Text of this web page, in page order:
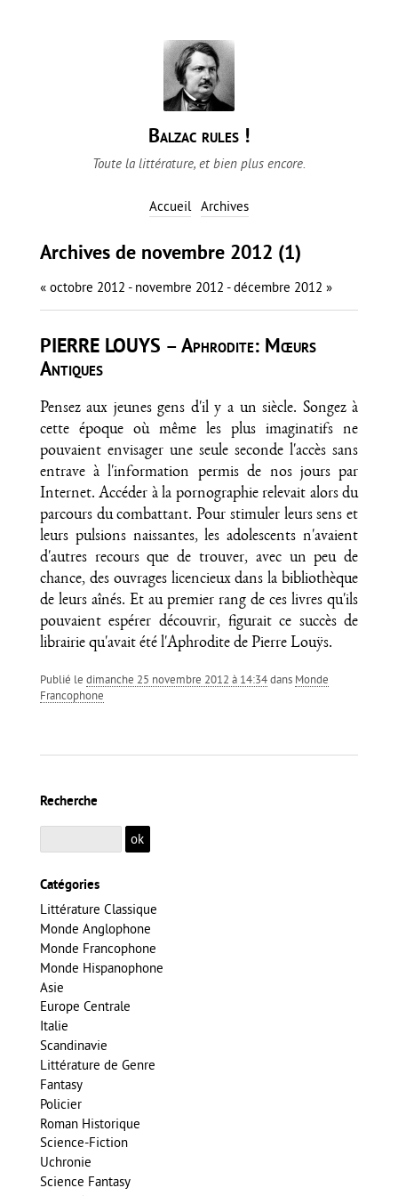
Balzac rules !
Toute la littérature, et bien plus encore.
Accueil Archives
Archives de novembre 2012 (1)
« octobre 2012 - novembre 2012 -décembre 2012 »
PIERRE LOUYS – Aphrodite: Mœurs
Antiques
Pensez aux jeunes gens d'il y a un siècle. Songez à
cette époque où même les plus imaginatifs ne
pouvaient envisager une seule seconde l'accès sans
entrave à l'information permis de nos jours par
Internet. Accéder à la pornographie relevait alors du
parcours du combattant. Pour stimuler leurs sens et
leurs pulsions naissantes, les adolescents n'avaient
d'autres recours que de trouver, avec un peu de
chance, des ouvrages licencieux dans la bibliothèque
de leurs aînés. Et au premier rang de ces livres qu'ils
pouvaient espérer découvrir, figurait ce succès de
librairie qu'avait été l'Aphrodite de Pierre Louÿs.
Publié le dimanche 25 novembre 2012 à 14:34dans Monde
Francophone
Recherche
Catégories
Littérature Classique
Monde Anglophone
Monde Francophone
Monde Hispanophone
Asie
Europe Centrale
Italie
Scandinavie
Littérature de Genre
Fantasy
Policier
Roman Historique
Science-Fiction
Uchronie
Science Fantasy